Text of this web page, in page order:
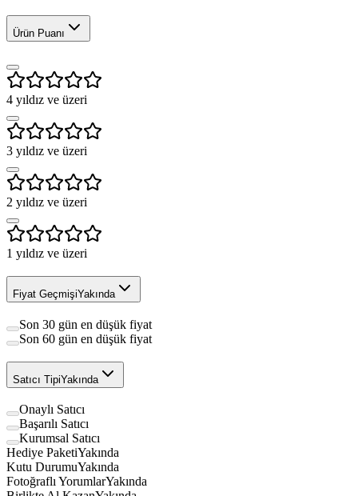
Ürün Puanı
4 yıldız ve üzeri
3 yıldız ve üzeri
2 yıldız ve üzeri
1 yıldız ve üzeri
Fiyat GeçmişiYakında
Son 30 gün en düşük fiyat
Son 60 gün en düşük fiyat
Satıcı TipiYakında
Onaylı Satıcı
Başarılı Satıcı
Kurumsal Satıcı
Hediye PaketiYakında
Kutu DurumuYakında
Fotoğraflı YorumlarYakında